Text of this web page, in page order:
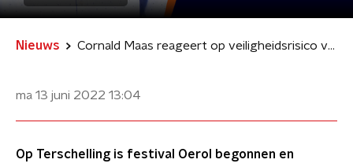
Nieuws Cornald Maas reageert op veiligheidsrisico voor Marion Koopmans op Oerol
ma 13 juni 2022 13:04
Op Terschelling is festival Oerol begonnen en